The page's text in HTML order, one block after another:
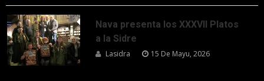
Nava presenta los XXXVII Platos
a la Sidre
Lasidra 15 De Mayu, 2026